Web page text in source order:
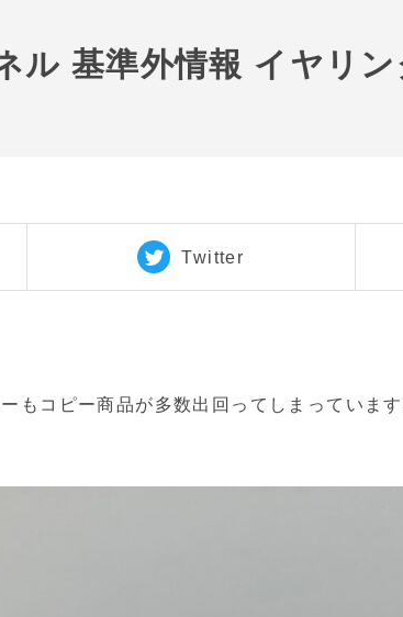
ル 基準外情報 イヤリ
Twitter
もコピー商品が多数出回ってしまっています